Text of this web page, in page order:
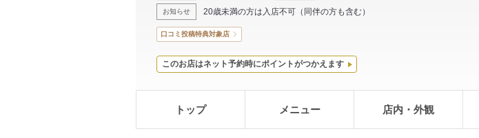
お知らせ 20歳未満の方は入店不可（同伴の方も含む）
口コミ投稿特典対象店
このお店はネット予約時にポイントがつかえます
トップ メニュー 店内・外観